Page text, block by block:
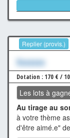
Replier (provis.)
Xxxxxxx
Dotation : 170 € /
Les lots à
Au tirage au
à votre thème
d'être aimé.e"